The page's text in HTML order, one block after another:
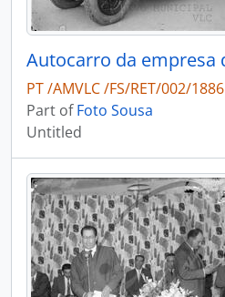
PT /AMVLC /FS/RET/002/1886
Part ofFoto Sousa
Untitled